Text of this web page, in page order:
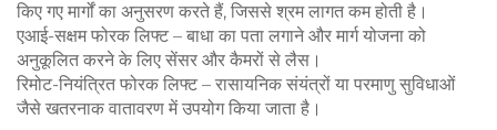
किए गए मार्गों का अनुसरण करते हैं, जिससे श्रम लागत कम होती है।
एआई-सक्षम फोरक लिफ्ट – बाधा का पता लगाने और मार्ग योजना को
अनुकूलित करने के लिए सेंसर और कैमरों से लैस।
रिमोट-नियंत्रित फोरक लिफ्ट – रासायनिक संयंत्रों या परमाणु सुविधाओं
जैसे खतरनाक वातावरण में उपयोग किया जाता है।